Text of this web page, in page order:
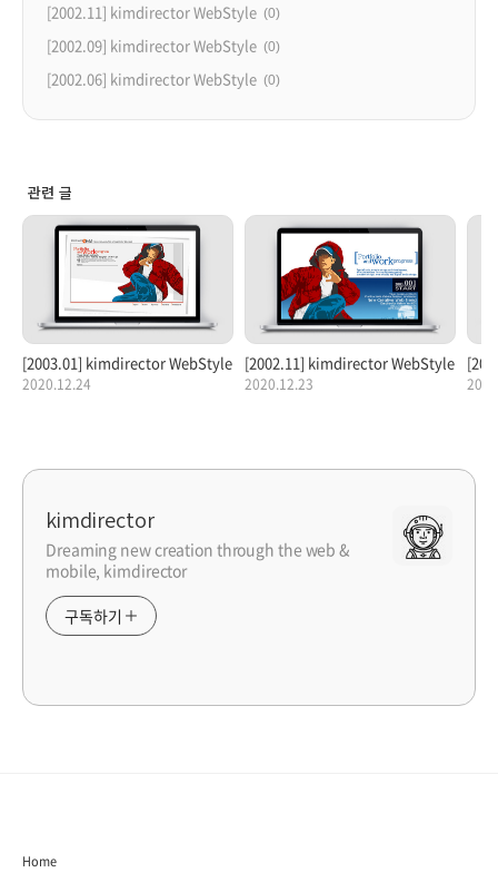
[2002.11] kimdirector WebStyle (0)
[2002.09] kimdirector WebStyle (0)
[2002.06] kimdirector WebStyle (0)
관련 글
[2003.01] kimdirector WebStyle
2020.12.24
[2002.11] kimdirector WebStyle
2020.12.23
kimdirector
Dreaming new creation through the web &
mobile, kimdirector
구독하기
Home